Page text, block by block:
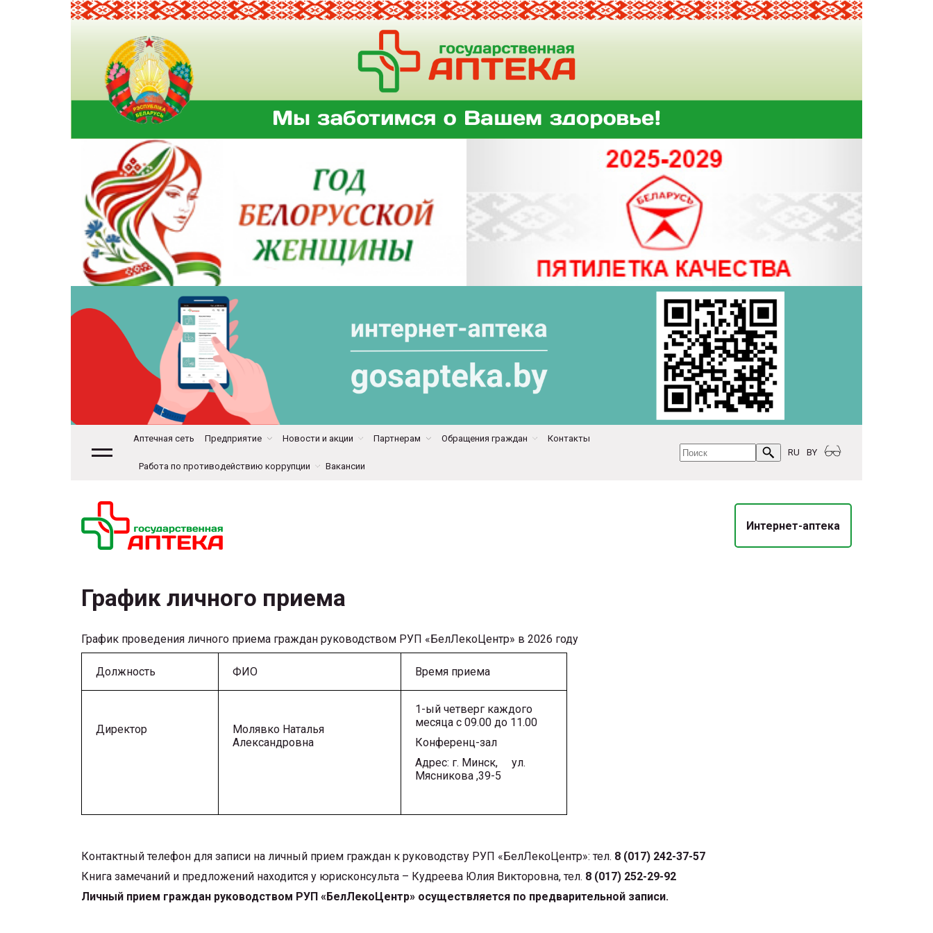
Аптечная сеть Предприятие Новости и акции Партнерам Обращения граждан Контакты
Работа по противодействию коррупции Вакансии
RU BY
Интернет-аптека
График личного приема
График проведения личного приема граждан руководством РУП «БелЛекоЦентр» в 2026 году
Должность ФИО Время приема
Директор
Молявко Наталья
Александровна
1-ый четверг каждого
месяца с 09.00 до 11.00
Конференц-зал
Адрес: г. Минск, ул.
Мясникова ,39-5
Контактный телефон для записи на личный прием граждан к руководству РУП «БелЛекоЦентр»: тел. 8 (017) 242-37-57
Книга замечаний и предложений находится у юрисконсульта – Кудреева Юлия Викторовна, тел. 8 (017) 252-29-92
Личный прием граждан руководством РУП «БелЛекоЦентр» осуществляется по предварительной записи.